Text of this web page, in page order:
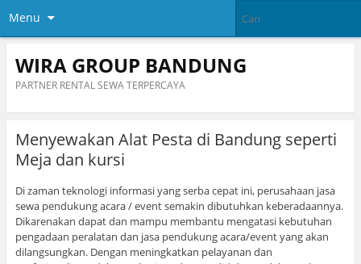
Menu
WIRA GROUP BANDUNG
PARTNER RENTAL SEWA TERPERCAYA
Menyewakan Alat Pesta di Bandung seperti
Meja dan kursi
Di zaman teknologi informasi yang serba cepat ini, perusahaan jasa
sewa pendukung acara / event semakin dibutuhkan keberadaannya.
Dikarenakan dapat dan mampu membantu mengatasi kebutuhan
pengadaan peralatan dan jasa pendukung acara/event yang akan
dilangsungkan. Dengan meningkatkan pelayanan dan